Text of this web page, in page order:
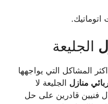
الجليعة
المشاكل التي يواجهها
منازل الجليعة لا
فنيين قادرين على حل